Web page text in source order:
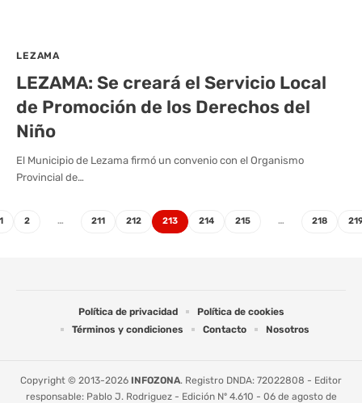
LEZAMA
LEZAMA: Se creará el Servicio Local
de Promoción de los Derechos del
Niño
El Municipio de Lezama firmó un convenio con el Organismo
Provincial de…
2 … 211 212 213 214 215 … 218
Política de privacidad
Política de cookies
Términos y condiciones
Contacto Nosotros
Copyright © 2013-2026 INFOZONA. Registro DNDA: 72022808 - Editor
responsable: Pablo J. Rodriguez - Edición Nº 4.610 - 06 de agosto de